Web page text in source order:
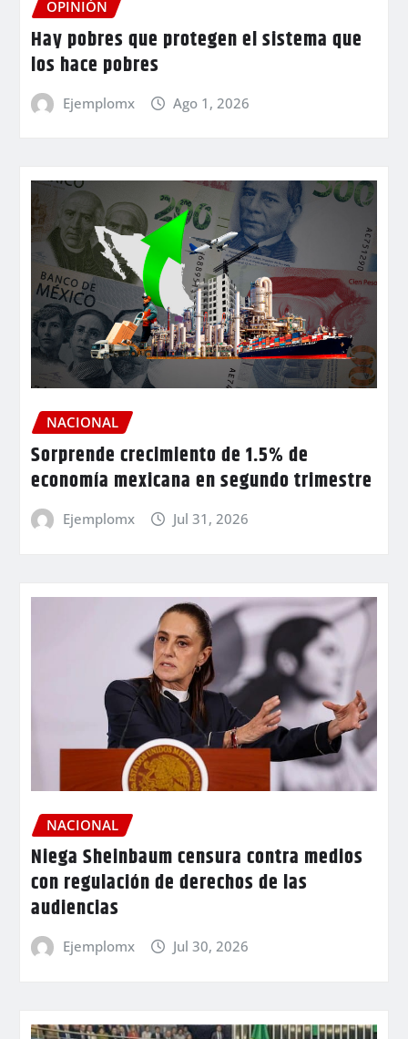
OPINIÓN
Hay pobres que protegen el sistema que
los hace pobres
Ejemplomx Ago 1, 2026
NACIONAL
Sorprende crecimiento de 1.5% de
economía mexicana en segundo trimestre
Ejemplomx Jul 31, 2026
NACIONAL
Niega Sheinbaum censura contra medios
con regulación de derechos de las
audiencias
Ejemplomx Jul 30, 2026